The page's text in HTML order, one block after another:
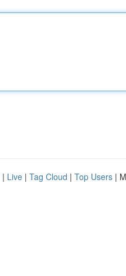
| Live | Tag Cloud | Top Users |